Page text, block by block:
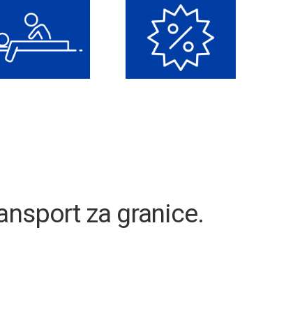
z naszym
transport za granice